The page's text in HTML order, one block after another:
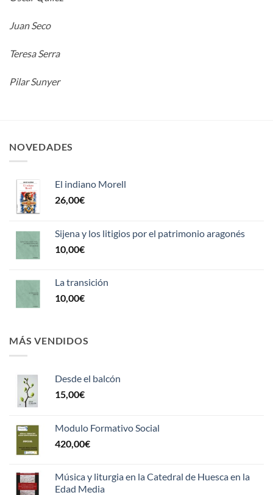
Juan Seco
Teresa Serra
Pilar Sunyer
NOVEDADES
El indiano Morell
26,00€
Sijena y los litigios por el patrimonio aragonés
10,00€
La transición
10,00€
MÁS VENDIDOS
Desde el balcón
15,00€
Modulo Formativo Social
420,00€
Música y liturgia en la Catedral de Huesca en la
Edad Media